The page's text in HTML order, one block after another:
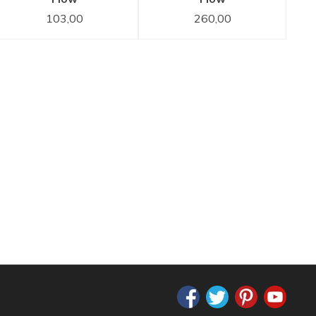
staafhanddouche
Gun Metal
103,00
baduitloop
Gun Metal
260,00